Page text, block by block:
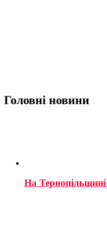
Головні новини
На